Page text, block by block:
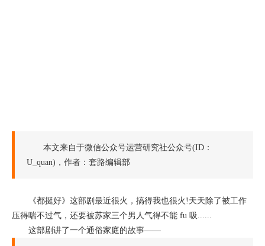
本文来自于微信公众号运营研究社公众号(ID：
U_quan)，作者：套路编辑部
《都挺好》这部剧最近很火，搞得我也很火!天天除了被工作
压得喘不过气，还要被苏家三个男人气得不能 fu 吸......
这部剧讲了一个通俗家庭的故事——